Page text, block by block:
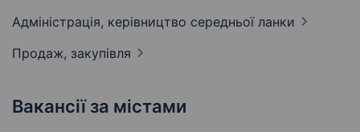
Адмiнiстрацiя, керівництво середньої ланки
Продаж, закупівля
Вакансії за містами